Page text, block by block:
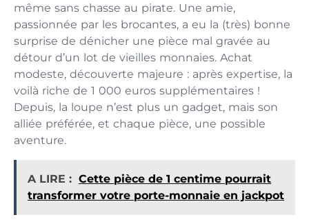
même sans chasse au pirate. Une amie,
passionnée par les brocantes, a eu la (très) bonne
surprise de dénicher une pièce mal gravée au
détour d’un lot de vieilles monnaies. Achat
modeste, découverte majeure : après expertise, la
voilà riche de 1 000 euros supplémentaires !
Depuis, la loupe n’est plus un gadget, mais son
alliée préférée, et chaque pièce, une possible
aventure.
A LIRE : Cette pièce de 1 centime pourrait
transformer votre porte-monnaie en jackpot